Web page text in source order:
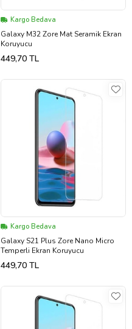
Kargo Bedava
Galaxy M32 Zore Mat Seramik Ekran
Koruyucu
449,70 TL
Kargo Bedava
Galaxy S21 Plus Zore Nano Micro
Temperli Ekran Koruyucu
449,70 TL